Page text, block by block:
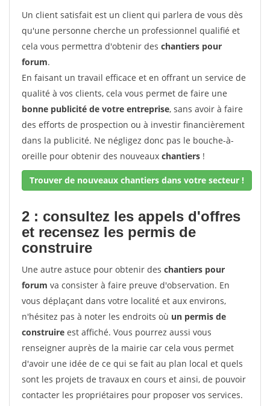
Un client satisfait est un client qui parlera de vous dès
qu'une personne cherche un professionnel qualifié et
cela vous permettra d'obtenir des chantiers pour
forum.
En faisant un travail efficace et en offrant un service de
qualité à vos clients, cela vous permet de faire une
bonne publicité de votre entreprise, sans avoir à faire
des efforts de prospection ou à investir financièrement
dans la publicité. Ne négligez donc pas le bouche-à-
oreille pour obtenir des nouveaux chantiers !
Trouver de nouveaux chantiers dans votre secteur !
2 : consultez les appels d'offres
et recensez les permis de
construire
Une autre astuce pour obtenir des chantiers pour
forum va consister à faire preuve d'observation. En
vous déplaçant dans votre localité et aux environs,
n'hésitez pas à noter les endroits où un permis de
construire est affiché. Vous pourrez aussi vous
renseigner auprès de la mairie car cela vous permet
d'avoir une idée de ce qui se fait au plan local et quels
sont les projets de travaux en cours et ainsi, de pouvoir
contacter les propriétaires pour proposer vos services.